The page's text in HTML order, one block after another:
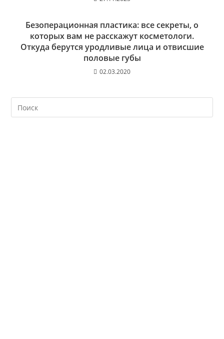
Безоперационная пластика: все секреты, о
которых вам не расскажут косметологи.
Откуда берутся уродливые лица и отвисшие
половые губы
02.03.2020